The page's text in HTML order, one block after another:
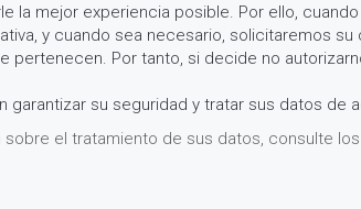
la mejor experiencia posible. Por ello,
y cuando sea necesario, solicitaremos su
pertenecen. Por tanto, si decide no
garantizar su seguridad y tratar sus datos de
el tratamiento de sus datos, consulte